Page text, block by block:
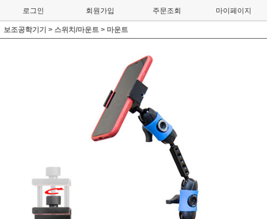
로그인 회원가입 주문조회 마이페이지
보조공학기기 > 스위치/마운트 > 마운트